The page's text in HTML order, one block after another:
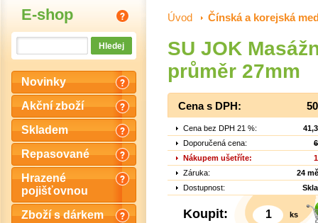
E-shop
Novinky
Akční zboží
Skladem
Repasované
Hrazené
pojišťovnou
Zboží s dárkem
Úvod > Čínská a korejská
SU JOK
průměr 27mm
Cena s DPH:
Cena bez DPH 21 %:
Doporučená cena:
Nákupem ušetříte:
Záruka:
24
Dostupnost:
Koupit: ks